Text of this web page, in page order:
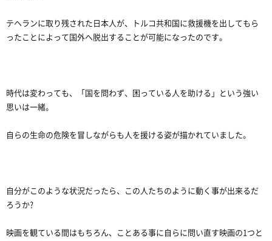
テヘランに取り残された日本人が、トルコ共和国に救援機を出してもら
ったことによって国外へ脱出することが可能になったのです。
時代は変わっても、「国を問わず、困っている人を助ける」という強い
思いは一緒。
自らの生命の危険を冒しながらも人を援ける姿が描かれていました。
自分がこのような状況だったら、この人たちのように動く事が出来るだ
ろうか?
映画を観ている間はもちろん、ことある事に自らに問い直す映画の1つと